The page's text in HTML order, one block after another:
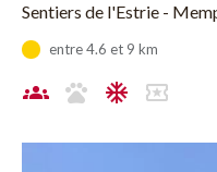
Sentiers de l'Estrie -
entre 4.6 et 9 km